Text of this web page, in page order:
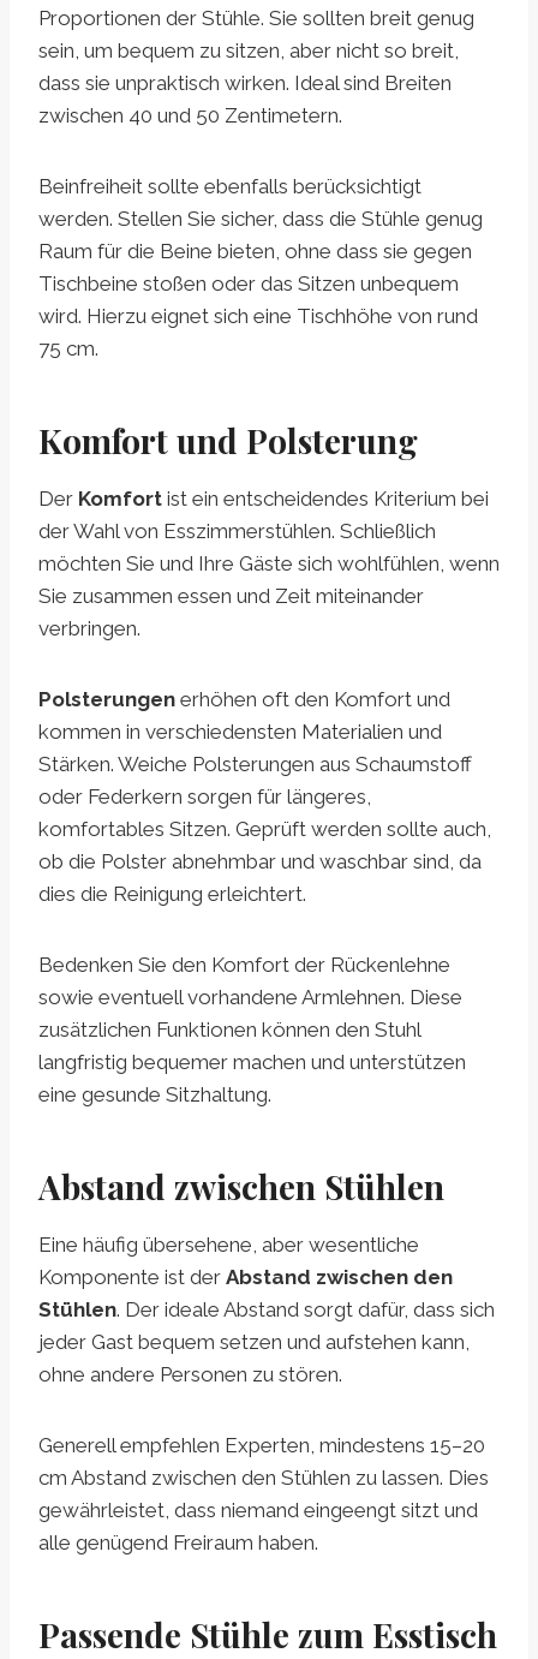
Proportionen der Stühle. Sie sollten breit genug
sein, um bequem zu sitzen, aber nicht so breit,
dass sie unpraktisch wirken. Ideal sind Breiten
zwischen 40 und 50 Zentimetern.
Beinfreiheit sollte ebenfalls berücksichtigt
werden. Stellen Sie sicher, dass die Stühle genug
Raum für die Beine bieten, ohne dass sie gegen
Tischbeine stoßen oder das Sitzen unbequem
wird. Hierzu eignet sich eine Tischhöhe von rund
75 cm.
Komfort und Polsterung
Der Komfort ist ein entscheidendes Kriterium bei
der Wahl von Esszimmerstühlen. Schließlich
möchten Sie und Ihre Gäste sich wohlfühlen, wenn
Sie zusammen essen und Zeit miteinander
verbringen.
Polsterungen erhöhen oft den Komfort und
kommen in verschiedensten Materialien und
Stärken. Weiche Polsterungen aus Schaumstoff
oder Federkern sorgen für längeres,
komfortables Sitzen. Geprüft werden sollte auch,
ob die Polster abnehmbar und waschbar sind, da
dies die Reinigung erleichtert.
Bedenken Sie den Komfort der Rückenlehne
sowie eventuell vorhandene Armlehnen. Diese
zusätzlichen Funktionen können den Stuhl
langfristig bequemer machen und unterstützen
eine gesunde Sitzhaltung.
Abstand zwischen Stühlen
Eine häufig übersehene, aber wesentliche
Komponente ist der Abstand zwischen den
Stühlen. Der ideale Abstand sorgt dafür, dass sich
jeder Gast bequem setzen und aufstehen kann,
ohne andere Personen zu stören.
Generell empfehlen Experten, mindestens 15–20
cm Abstand zwischen den Stühlen zu lassen. Dies
gewährleistet, dass niemand eingeengt sitzt und
alle genügend Freiraum haben.
Passende Stühle zum Esstisch